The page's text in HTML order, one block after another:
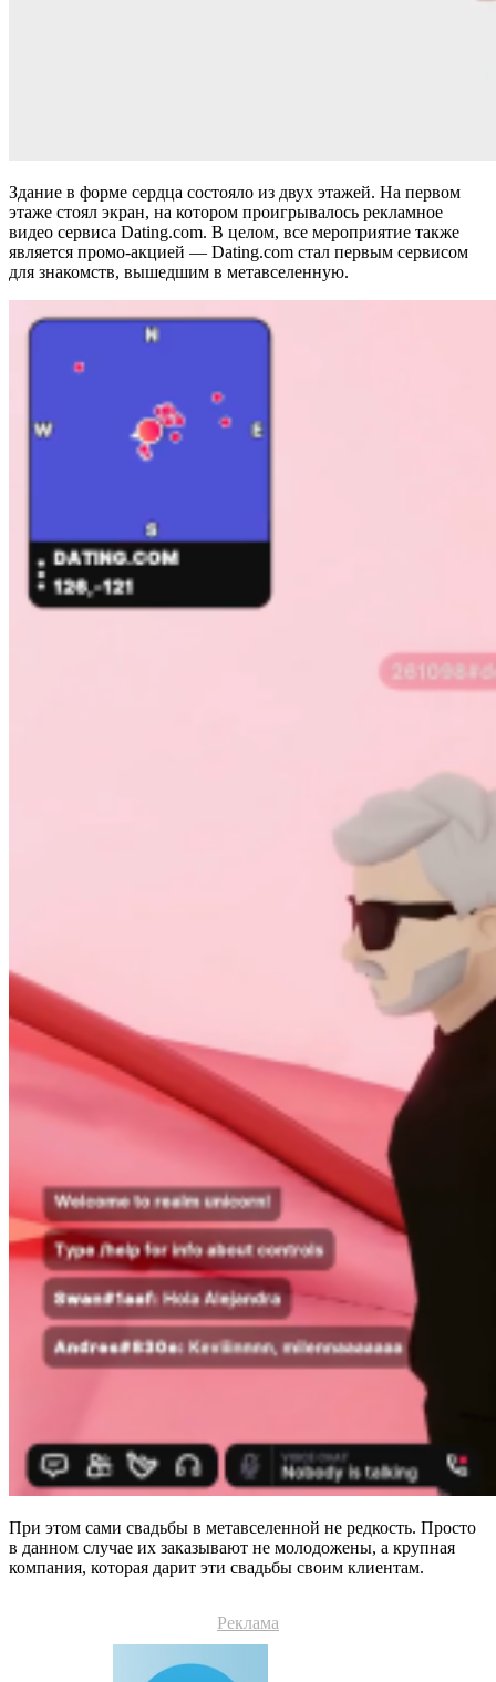
Здание в форме сердца состояло из двух этажей. На первом
этаже стоял экран, на котором проигрывалось рекламное
видео сервиса Dating.com. В целом, все мероприятие также
является промо-акцией — Dating.com стал первым сервисом
для знакомств, вышедшим в метавселенную.
При этом сами свадьбы в метавселенной не редкость. Просто
в данном случае их заказывают не молодожены, а крупная
компания, которая дарит эти свадьбы своим клиентам.
Реклама